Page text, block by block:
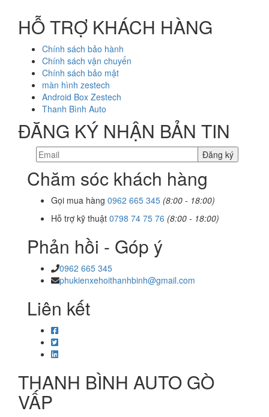
HỖ TRỢ KHÁCH HÀNG
Chính sách bảo hành
Chính sách vận chuyển
Chính sách bảo mật
màn hình zestech
Android Box Zestech
Thanh Bình Auto
ĐĂNG KÝ NHẬN BẢN TIN
Chăm sóc khách hàng
Gọi mua hàng 0962 665 345 (8:00 - 18:00)
Hỗ trợ kỹ thuật 0798 74 75 76 (8:00 - 18:00)
Phản hồi - Góp ý
0962 665 345
phukienxehoithanhbinh@gmail.com
Liên kết
THANH BÌNH AUTO GÒ
VẤP